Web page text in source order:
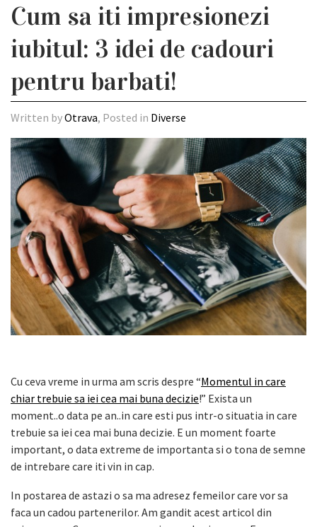
Cum sa iti impresionezi
iubitul: 3 idei de cadouri
pentru barbati!
Written byOtrava, Posted in Diverse
Cu ceva vreme in urma am scris despre “Momentul in care
chiar trebuie sa iei cea mai buna decizie!” Exista un
moment..o data pe an..in care esti pus intr-o situatia in care
trebuie sa iei cea mai buna decizie. E un moment foarte
important, o data extreme de importanta si o tona de semne
de intrebare care iti vin in cap.
In postarea de astazi o sa ma adresez femeilor care vor sa
faca un cadou partenerilor. Am gandit acest articol din